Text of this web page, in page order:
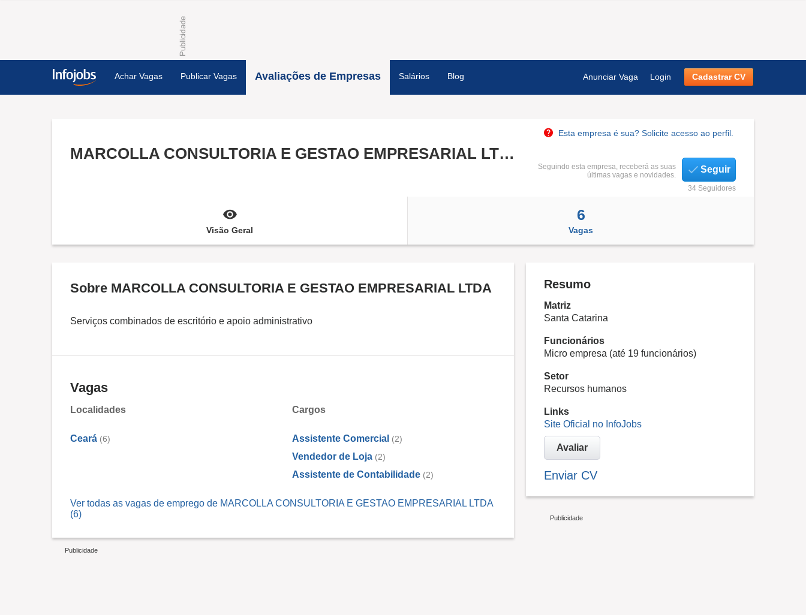
Achar Vagas Publicar Vagas Avaliações de Empresas Salários Blog Anunciar Vaga Login Cadastrar CV
Esta empresa é sua? Solicite acesso ao perfil.
MARCOLLA CONSULTORIA E GESTAO EMPRESARIAL LTDA
Seguindo esta empresa, receberá as suas
últimas vagas e novidades.
Seguir
34 Seguidores
Visão Geral
6
Vagas
Sobre MARCOLLA CONSULTORIA E GESTAO EMPRESARIAL LTDA
Serviços combinados de escritório e apoio administrativo
Vagas
Localidades
Ceará (6)
Cargos
Assistente Comercial (2)
Vendedor de Loja (2)
Assistente de Contabilidade (2)
Ver todas as vagas de emprego de MARCOLLA CONSULTORIA E GESTAO EMPRESARIAL LTDA
(6)
Resumo
Matriz
Santa Catarina
Funcionários
Micro empresa (até 19 funcionários)
Setor
Recursos humanos
Links
Site Oficial no InfoJobs
Avaliar
Enviar CV